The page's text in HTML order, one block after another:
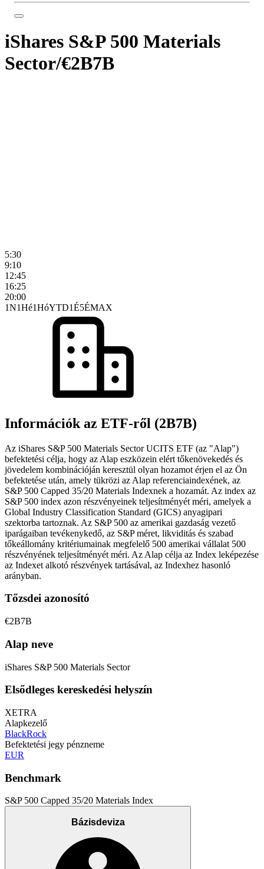
iShares S&P 500 Materials
Sector/€2B7B
5:30
9:10
12:45
16:25
20:00
1N1Hé1HóYTD1É5ÉMAX
Információk az ETF-ről (2B7B)
Az iShares S&P 500 Materials Sector UCITS ETF (az "Alap")
befektetési célja, hogy az Alap eszközein elért tőkenövekedés és
jövedelem kombinációján keresztül olyan hozamot érjen el az Ön
befektetése után, amely tükrözi az Alap referenciaindexének, az
S&P 500 Capped 35/20 Materials Indexnek a hozamát. Az index az
S&P 500 index azon részvényeinek teljesítményét méri, amelyek a
Global Industry Classification Standard (GICS) anyagipari
szektorba tartoznak. Az S&P 500 az amerikai gazdaság vezető
iparágaiban tevékenykedő, az S&P méret, likviditás és szabad
tőkeállomány kritériumainak megfelelő 500 amerikai vállalat 500
részvényének teljesítményét méri. Az Alap célja az Index leképezése
az Indexet alkotó részvények tartásával, az Indexhez hasonló
arányban.
Tőzsdei azonosító
€2B7B
Alap neve
iShares S&P 500 Materials Sector
Elsődleges kereskedési helyszín
XETRA
Alapkezelő
BlackRock
Befektetési jegy pénzneme
EUR
Benchmark
S&P 500 Capped 35/20 Materials Index
Bázisdeviza